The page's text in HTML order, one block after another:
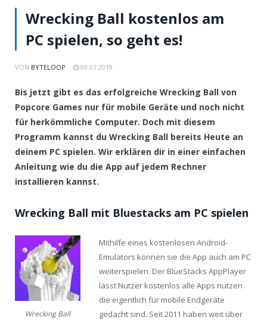
Wrecking Ball kostenlos am
PC spielen, so geht es!
VON BYTELOOP 09.07.2019
Bis jetzt gibt es das erfolgreiche Wrecking Ball von
Popcore Games nur für mobile Geräte und noch nicht
für herkömmliche Computer. Doch mit diesem
Programm kannst du Wrecking Ball bereits Heute an
deinem PC spielen. Wir erklären dir in einer einfachen
Anleitung wie du die App auf jedem Rechner
installieren kannst.
Wrecking Ball mit Bluestacks am PC spielen
Wrecking Ball
Mithilfe eines kostenlosen Android-
Emulators können sie die App auch am PC
weiterspielen. Der BlueStacks AppPlayer
lässt Nutzer kostenlos alle Apps nutzen
die eigentlich für mobile Endgeräte
gedacht sind. Seit 2011 haben weit über